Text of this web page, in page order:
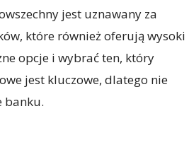
jest uznawany za
które również oferują wysoki
opcje i wybrać ten, który
jest kluczowe, dlatego nie
banku.